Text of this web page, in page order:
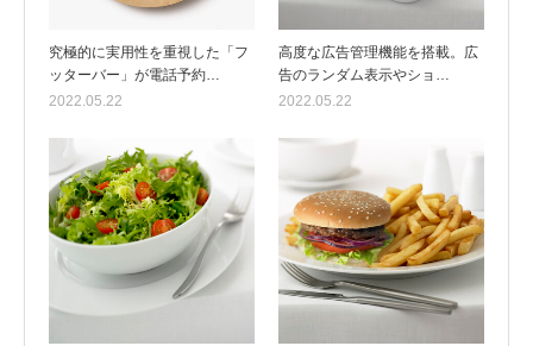
究極的に実用性を重視した「フ
ッターバー」が電話予約…
2022.05.22
高度な広告管理機能を搭載。広
告のランダム表示やショ…
2022.05.22